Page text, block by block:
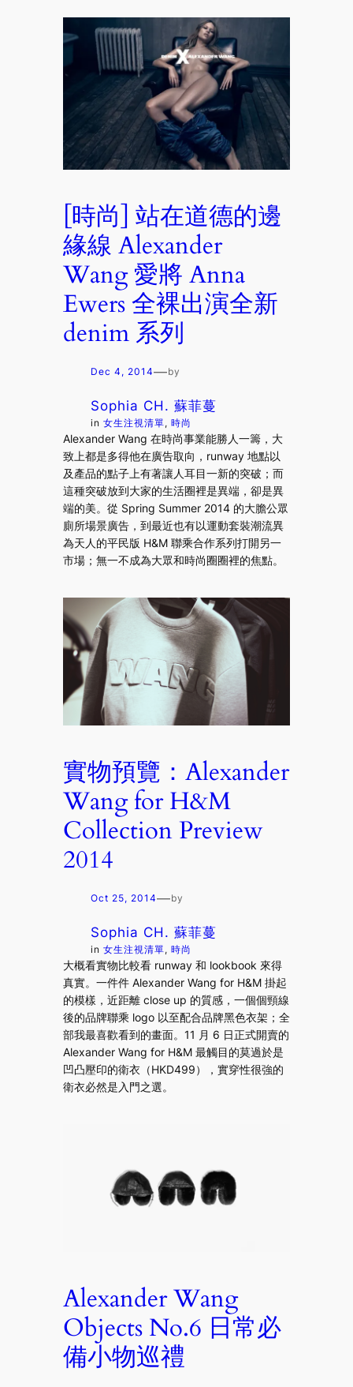
[時尚] 站在道德的邊
緣線 Alexander
Wang 愛將 Anna
Ewers 全裸出演全新
denim 系列
Dec 4, 2014—by
Sophia CH. 蘇菲蔓
in女生注視清單, 時尚
Alexander Wang 在時尚事業能勝人一籌，大
致上都是多得他在廣告取向，runway 地點以
及產品的點子上有著讓人耳目一新的突破；而
這種突破放到大家的生活圈裡是異端，卻是異
端的美。從 Spring Summer 2014 的大膽公眾
廁所場景廣告，到最近也有以運動套裝潮流異
為天人的平民版 H&M 聯乘合作系列打開另一
市場；無一不成為大眾和時尚圈圈裡的焦點。
實物預覽：Alexander
Wang for H&M
Collection Preview
2014
Oct 25, 2014—by
Sophia CH. 蘇菲蔓
in女生注視清單, 時尚
大概看實物比較看 runway 和 lookbook 來得
真實。一件件 Alexander Wang for H&M 掛起
的模樣，近距離 close up 的質感，一個個頸線
後的品牌聯乘 logo 以至配合品牌黑色衣架；全
部我最喜歡看到的畫面。11 月 6 日正式開賣的
Alexander Wang for H&M 最觸目的莫過於是
凹凸壓印的衛衣（HKD499），實穿性很強的
衛衣必然是入門之選。
Alexander Wang
Objects No.6 日常必
備小物巡禮